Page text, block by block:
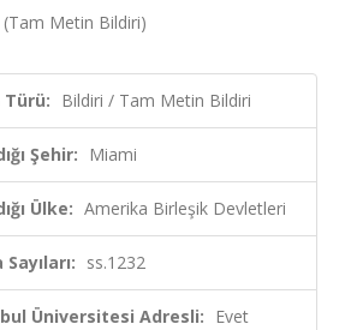
(Tam Metin Bildiri)
Türü: Bildiri / Tam Metin Bildiri
Şehir: Miami
Ülke: Amerika Birleşik Devletleri
ss.1232
Üniversitesi Adresli: Evet